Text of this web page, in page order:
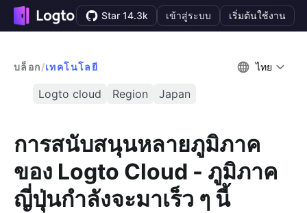
Star 14.3k เข้าสู่ระบบ เริ่มต้นใช้งาน
บล็อก/เทคโนโลยี ไทย
Logto cloud Region Japan
การสนับสนุนหลายภูมิภาค
ของ Logto Cloud - ภูมิภาค
ญี่ปุ่นกำลังจะมาเร็ว ๆ นี้